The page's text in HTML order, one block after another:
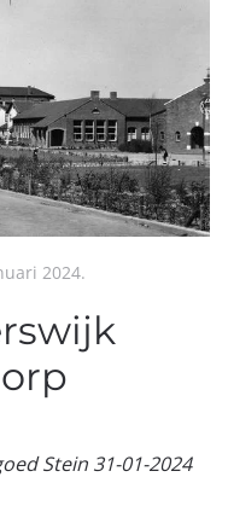
2024.
Stein 31-01-2024